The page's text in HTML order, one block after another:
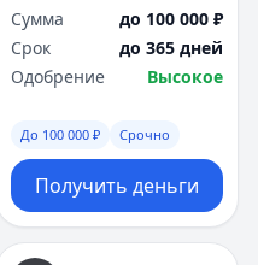
Сумма
до 100 000 ₽
Срок
до 365 дней
Одобрение
Высокое
До 100 000 ₽ Срочно
Получить деньги